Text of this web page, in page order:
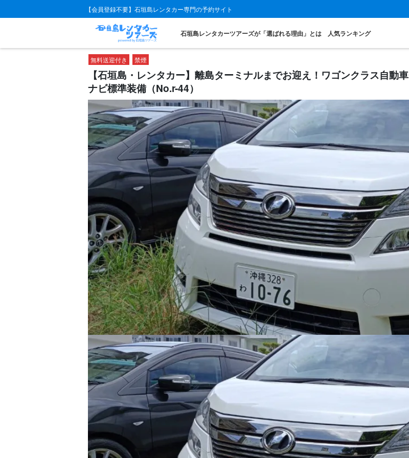
【会員登録不要】石垣島レンタカー専門の予約サイト
石垣島レンタカーツアーズが「選ばれる理由」とは 人気ランキング
無料送迎付き 禁煙
【石垣島・レンタカー】離島ターミナルまでお迎え！ワゴンクラス自
ナビ標準装備（No.r-44）
1/6
車両タイプを選択
全ての車両
未定
4.8 ( 口コミ9件)
プランの特徴 参考スケジュール